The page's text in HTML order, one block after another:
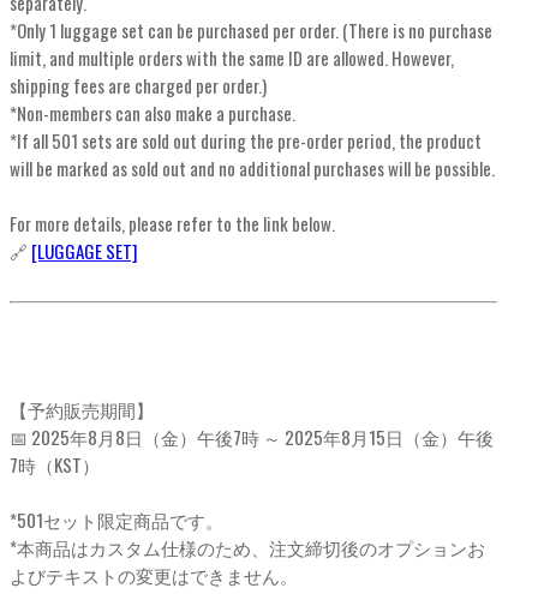
*Only 1 luggage set can be purchased per order. (There is no purchase
limit, and multiple orders with the same ID are allowed. However,
shipping fees are charged per order.)
*Non-members can also make a purchase.
*If all 501 sets are sold out during the pre-order period, the product
will be marked as sold out and no additional purchases will be possible.
For more details, please refer to the link below.
🔗 [LUGGAGE SET]
【予約販売期間】
📅 2025年8月8日（金）午後7時 ～ 2025年8月15日（金）午後
7時（KST）
*501セット限定商品です。
*本商品はカスタム仕様のため、注文締切後のオプションお
よびテキストの変更はできません。